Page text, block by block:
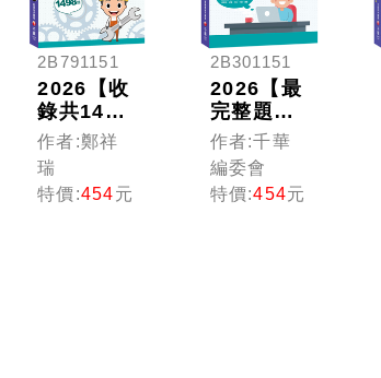
2B791151
2026【收
錄共1498
題，輔以
圖示，不
用死記】
主題式電
作者:鄭祥
瑞
特價:454元
2B301151
2026【最
完整題
庫】計算
機概論高
分題庫
［十六
作者:千華
編委會
特價:454元